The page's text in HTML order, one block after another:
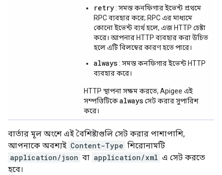
retry: সমস্ত কনফিগার ইভেন্ট প্রথমে
RPC ব্যবহার করে; RPC এর মাধ্যমে
কোনো ইভেন্ট ব্যর্থ হলে, এজ HTTP চেষ্টা
করে। আপনার HTTP ব্যবহার করা উচিত
হলে এটি বিলম্বের কারণ হতে পারে।
always: সমস্ত কনফিগার ইভেন্ট HTTP
ব্যবহার করে।
HTTP স্থাপনা সক্ষম করতে, Apigee এই
সম্পত্তিটিকেalwaysসেট করার সুপারিশ
করে।
বার্তার মূল অংশে এই বৈশিষ্ট্যগুলি সেট করার পাশাপাশি,
আপনাকে অবশ্যই Content-Type শিরোনামটি
application/json বা application/xml এ সেট করতে
হবে।